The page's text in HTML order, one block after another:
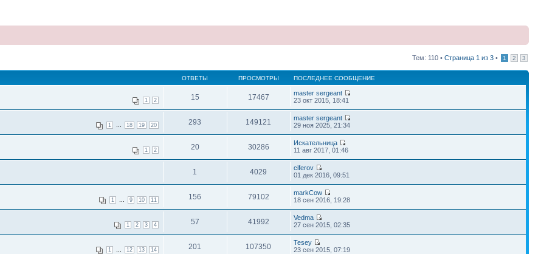
Тем: 110 • Страница 1 из 3 • 1 2 3
ОТВЕТЫ ПРОСМОТРЫ ПОСЛЕДНЕЕ СООБЩЕНИЕ
1 2 15 17467
master sergeant
23 окт 2015, 18:41
1 18 19 20 293 149121
master sergeant
29 ноя 2025, 21:34
1 2 20 30286
Искательница
11 авг 2017, 01:46
1 4029
ciferov
01 дек 2016, 09:51
1 9 10 11 156 79102
markCow
18 сен 2016, 19:28
1 2 3 4 57 41992
Vedma
27 сен 2015, 02:35
1 12 13 14 201 107350
Tesey
23 сен 2015, 07:19